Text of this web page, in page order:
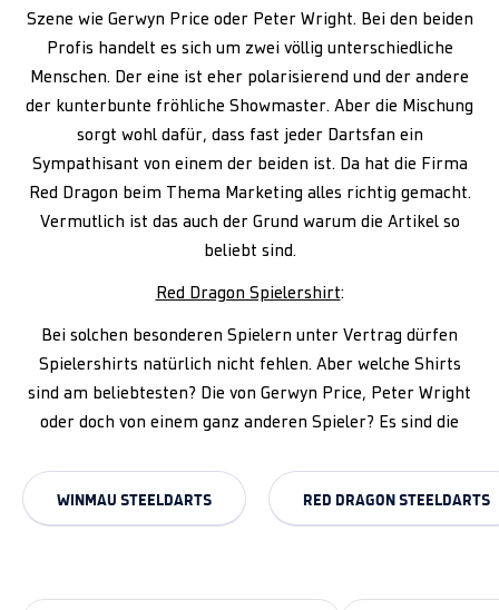
Szene wie Gerwyn Price oder Peter Wright. Bei den beiden
Profis handelt es sich um zwei völlig unterschiedliche
Menschen. Der eine ist eher polarisierend und der andere
der kunterbunte fröhliche Showmaster. Aber die Mischung
sorgt wohl dafür, dass fast jeder Dartsfan ein
Sympathisant von einem der beiden ist. Da hat die Firma
Red Dragon beim Thema Marketing alles richtig gemacht.
Vermutlich ist das auch der Grund warum die Artikel so
beliebt sind.
Red Dragon Spielershirt:
Bei solchen besonderen Spielern unter Vertrag dürfen
Spielershirts natürlich nicht fehlen. Aber welche Shirts
sind am beliebtesten? Die von Gerwyn Price, Peter Wright
oder doch von einem ganz anderen Spieler? Es sind die
WINMAU STEELDARTS RED DRAGON STEELDARTS